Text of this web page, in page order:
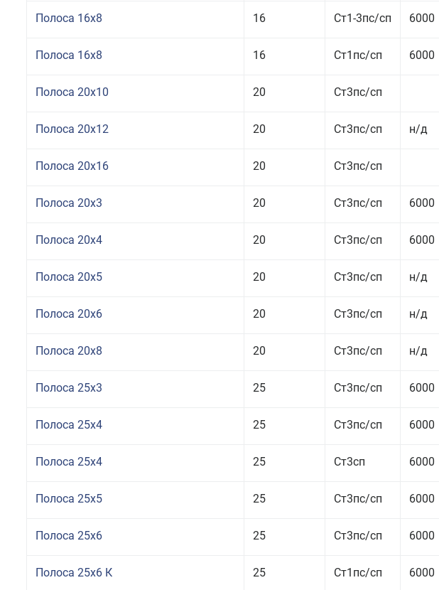
Полоса 16x8 16 Ст1-3пс/сп 6000
Полоса 16x8 16 Ст1пс/сп 6000
Полоса 20x10 20 Ст3пс/сп
Полоса 20x12 20 Ст3пс/сп н/д
Полоса 20x16 20 Ст3пс/сп
Полоса 20x3 20 Ст3пс/сп 6000
Полоса 20x4 20 Ст3пс/сп 6000
Полоса 20x5 20 Ст3пс/сп н/д
Полоса 20x6 20 Ст3пс/сп н/д
Полоса 20x8 20 Ст3пс/сп н/д
Полоса 25x3 25 Ст3пс/сп 6000
Полоса 25x4 25 Ст3пс/сп 6000
Полоса 25x4 25 Ст3сп 6000
Полоса 25x5 25 Ст3пс/сп 6000
Полоса 25x6 25 Ст3пс/сп 6000
Полоса 25x6 К 25 Ст1пс/сп 6000